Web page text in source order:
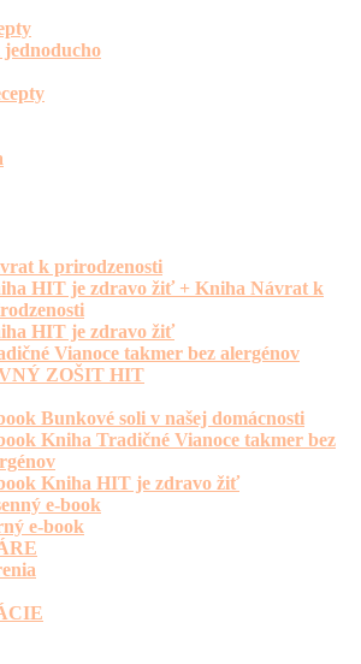
jednoducho
k prirodzenosti
HIT je zdravo žiť + Kniha Návrat k
HIT je zdravo žiť
Vianoce takmer bez alergénov
ZOŠIT HIT
Bunkové soli v našej domácnosti
Kniha Tradičné Vianoce takmer bez
Kniha HIT je zdravo žiť
e-book
e-book